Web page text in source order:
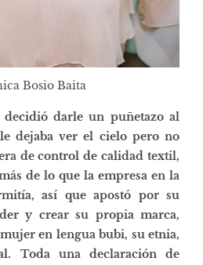
Bosio Baita
decidió darle un puñetazo al
dejaba ver el cielo pero no
de control de calidad textil,
de lo que la empresa en la
así que apostó por su
y crear su propia marca,
en lengua bubi, su etnia,
Toda una declaración de